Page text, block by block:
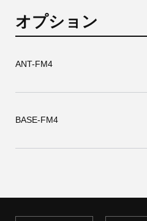
オプション
ANT-FM4
BASE-FM4